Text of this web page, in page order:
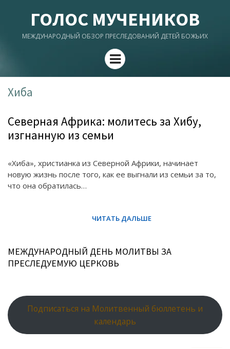
ГОЛОС МУЧЕНИКОВ
МЕЖДУНАРОДНЫЙ ОБЗОР ПРЕСЛЕДОВАНИЙ ДЕТЕЙ БОЖЬИХ
Menu
Хиба
Северная Африка: молитесь за Хибу,
изгнанную из семьи
«Хиба», христианка из Северной Африки, начинает
новую жизнь после того, как ее выгнали из семьи за то,
что она обратилась…
МЕЖДУНАРОДНЫЙ ДЕНЬ МОЛИТВЫ ЗА
ПРЕСЛЕДУЕМУЮ ЦЕРКОВЬ
Подписаться на Молитвенный бюллетень и
календарь